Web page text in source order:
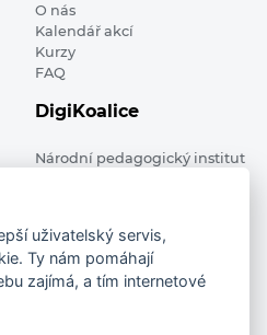
O nás
Kalendář akcí
Kurzy
FAQ
DigiKoalice
Národní pedagogický institut
All rights reserved
uživatelský servis,
Ty nám pomáhají
zajímá, a tím internetové